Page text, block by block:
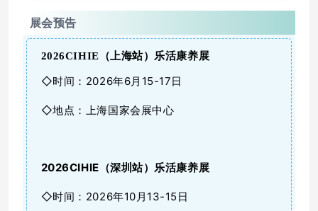
展会预告
2026CIHIE（ 上海站）乐活康养展
◇时间：2026年6月15-17日
◇地点：上海国家会展中心
2026CIHIE（深圳站）乐活康养展
◇时间：2026年10月13-15日